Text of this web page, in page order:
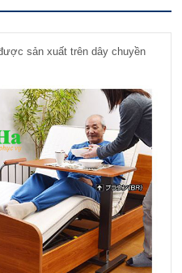
sản xuất trên dây chuyền